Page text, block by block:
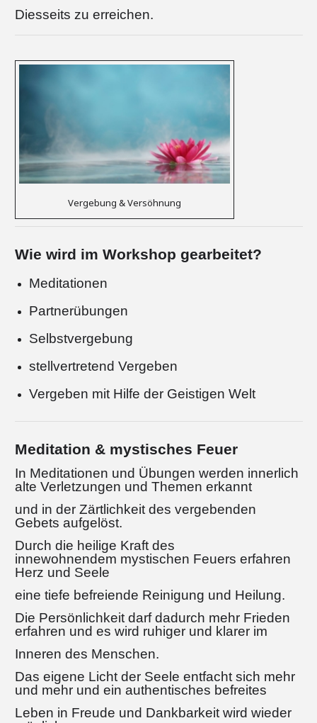
Diesseits zu erreichen.
Vergebung & Versöhnung
Wie wird im Workshop gearbeitet?
Meditationen
Partnerübungen
Selbstvergebung
stellvertretend Vergeben
Vergeben mit Hilfe der Geistigen Welt
Meditation & mystisches Feuer
In Meditationen und Übungen werden innerlich
alte Verletzungen und Themen erkannt
und in der Zärtlichkeit des vergebenden
Gebets aufgelöst.
Durch die heilige Kraft des
innewohnendem mystischen Feuers erfahren
Herz und Seele
eine tiefe befreiende Reinigung und Heilung.
Die Persönlichkeit darf dadurch mehr Frieden
erfahren und es wird ruhiger und klarer im
Inneren des Menschen.
Das eigene Licht der Seele entfacht sich mehr
und mehr und ein authentisches befreites
Leben in Freude und Dankbarkeit wird wieder